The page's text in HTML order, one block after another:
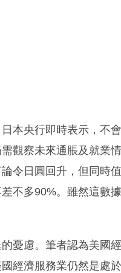
本央行即時表示，不
觀察未來通脹及就業
令日圓回升，但同時
不多90%。雖然這數
憂慮。筆者認為美國
經濟服務業仍然是處